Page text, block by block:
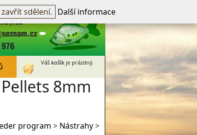
-přihlásit~Registrovat
Váš košík je prázdný.
8mm
program > Nástrahy>
sdělení. Další informace